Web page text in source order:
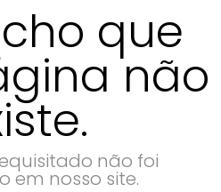
que
não
não foi
em nosso site.